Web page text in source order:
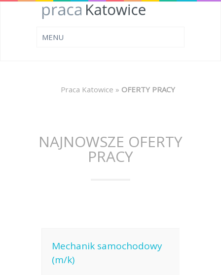
Praca Katowice » OFERTY PRACY
NAJNOWSZE OFERTY
PRACY
Mechanik samochodowy
(m/k)